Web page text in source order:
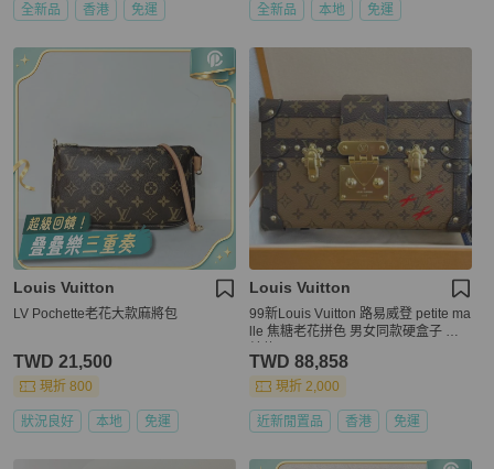
全新品 香港 免運 全新品 本地 免運
Louis Vuitton
LV Pochette老花大款麻將包
TWD 21,500
現折 800
狀況良好 本地 免運
Louis Vuitton
99新Louis Vuitton 路易威登 petite ma
lle 焦糖老花拼色 男女同款硬盒子 芯
TWD 88,858
現折 2,000
近新閒置品 香港 免運